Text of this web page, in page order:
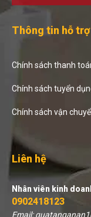
Thông tin hỗ
Chính sách thanh
Chính sách tuyển
Chính sách vận
Liên hệ
Nhân viên kinh
0902418123
Email: